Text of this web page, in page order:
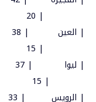
| 20
| العين | 38
| 15
| ليوا | 37
| 15
| الرويس | 33